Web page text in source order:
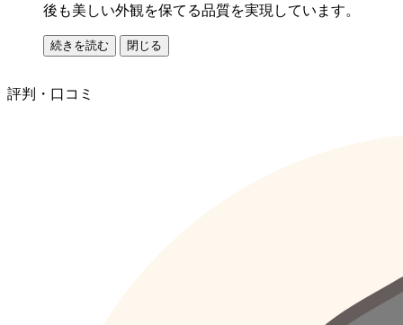
後も美しい外観を保てる品質を実現しています。
続きを読む 閉じる
評判・口コミ